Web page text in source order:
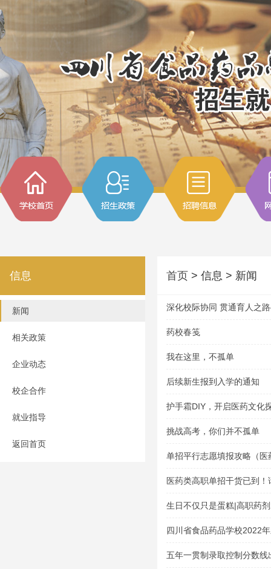
信息
新闻
相关政策
企业动态
校企合作
就业指导
返回首页
首页 > 信息 > 新闻
深化校际协同 贯通育人之
与资阳口腔职业学院举行
仪式
药校春笺
我在这里，不孤单
后续新生报到入学的通知
护手霜DIY，开启医药文化
挑战高考，你们并不孤单
单招平行志愿填报攻略（医
医药类高职单招干货已到！
生日不仅只是蛋糕|高职药
会
四川省食品药品学校2022
五年一贯制录取控制分数线